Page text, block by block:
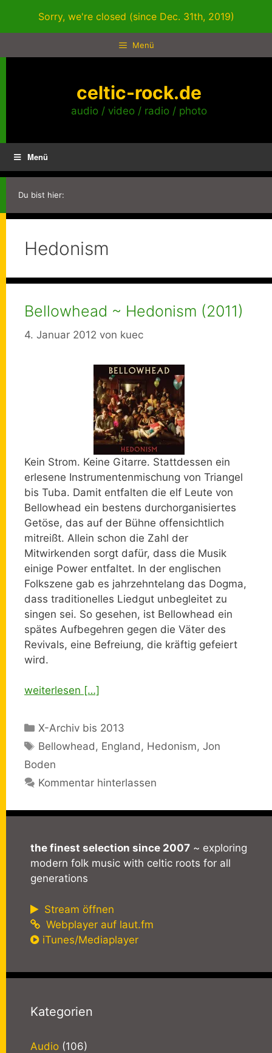
Sorry, we're closed (since Dec. 31th, 2019)
Menü
celtic-rock.de
audio / video / radio / photo
Menü
Du bist hier:
Hedonism
Bellowhead ~ Hedonism (2011)
4. Januar 2012 von kuec
Kein Strom. Keine Gitarre. Stattdessen ein
erlesene Instrumentenmischung von Triangel
bis Tuba. Damit entfalten die elf Leute von
Bellowhead ein bestens durchorganisiertes
Getöse, das auf der Bühne offensichtlich
mitreißt. Allein schon die Zahl der
Mitwirkenden sorgt dafür, dass die Musik
einige Power entfaltet. In der englischen
Folkszene gab es jahrzehntelang das Dogma,
dass traditionelles Liedgut unbegleitet zu
singen sei. So gesehen, ist Bellowhead ein
spätes Aufbegehren gegen die Väter des
Revivals, eine Befreiung, die kräftig gefeiert
wird.
weiterlesen […]
Kategorien
X-Archiv bis 2013
Schlagwörter
Bellowhead, England, Hedonism,Jon
Boden
Kommentar hinterlassen
the finest selection since 2007 ~ exploring
modern folk music with celtic roots for all
generations
Stream öffnen
Webplayer auf laut.fm
iTunes/Mediaplayer
Kategorien
Audio (106)